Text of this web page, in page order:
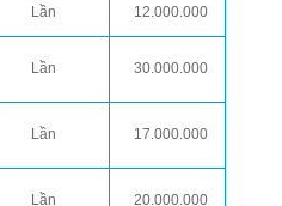
Lần 12.000.000
Lần 30.000.000
Lần 17.000.000
Lần 20.000.000